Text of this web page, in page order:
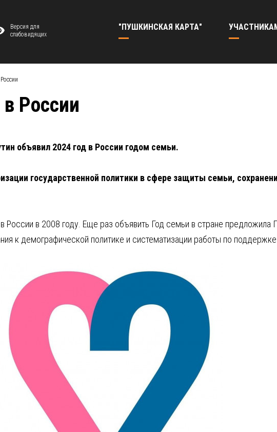
Версия для
слабовидящих
"ПУШКИНСКАЯ КАРТА"
России
объявил 2024 год в России годом семьи.
государственной политики в сфере защиты семьи,
России в 2008 году. Еще раз объявить Год семьи в стране
к демографической политике и систематизации работы по